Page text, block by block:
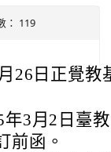
： 119
26日正覺教
3月2日臺
前函。